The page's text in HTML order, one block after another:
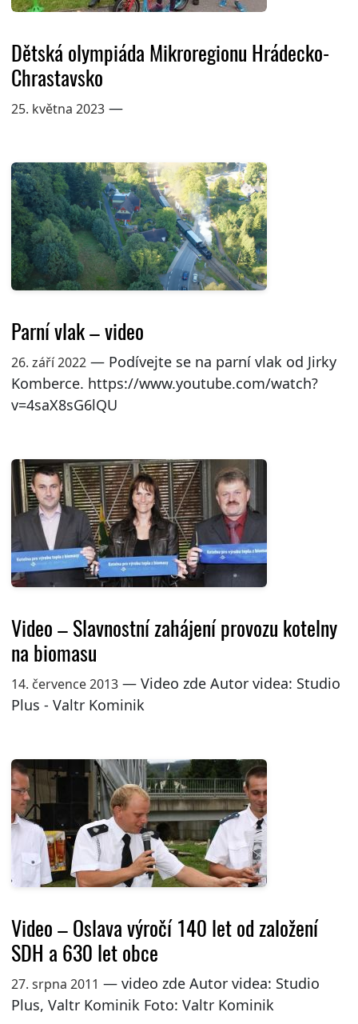
Dětská olympiáda Mikroregionu Hrádecko-
Chrastavsko
25. května 2023—
Parní vlak – video
26. září 2022 — Podívejte se na parní vlak od Jirky
Komberce. https://www.youtube.com/watch?
v=4saX8sG6lQU
Video – Slavnostní zahájení provozu kotelny
na biomasu
14. července 2013— Video zde Autor videa: Studio
Plus - Valtr Kominik
Video – Oslava výročí 140 let od založení
SDH a 630 let obce
27. srpna 2011 — video zde Autor videa: Studio
Plus, Valtr Kominik Foto: Valtr Kominik